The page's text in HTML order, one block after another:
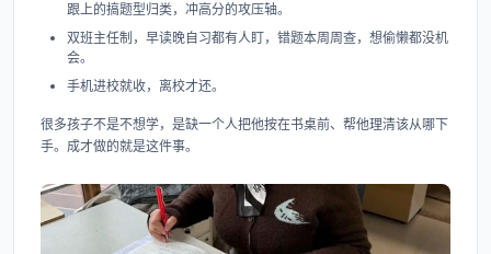
跟上的搞题型归类，冲高分的攻压轴。
双班主任制，早读晚自习都有人盯，错题本周周查，想偷懒都没机
会。
手机进校就收，离校才还。
很多孩子不是不想学，是缺一个人把他按在书桌前、帮他理清该从哪下
手。成才做的就是这件事。